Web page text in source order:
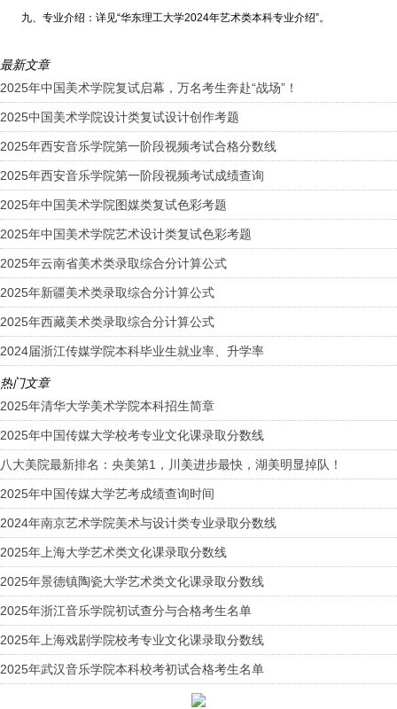
九、专业介绍：详见“华东理工大学2024年艺术类本科专业介绍”。
最新文章
2025年中国美术学院复试启幕，万名考生奔赴“战场”！
2025中国美术学院设计类复试设计创作考题
2025年西安音乐学院第一阶段视频考试合格分数线
2025年西安音乐学院第一阶段视频考试成绩查询
2025年中国美术学院图媒类复试色彩考题
2025年中国美术学院艺术设计类复试色彩考题
2025年云南省美术类录取综合分计算公式
2025年新疆美术类录取综合分计算公式
2025年西藏美术类录取综合分计算公式
2024届浙江传媒学院本科毕业生就业率、升学率
热门文章
2025年清华大学美术学院本科招生简章
2025年中国传媒大学校考专业文化课录取分数线
八大美院最新排名：央美第1，川美进步最快，湖美明显掉队！
2025年中国传媒大学艺考成绩查询时间
2024年南京艺术学院美术与设计类专业录取分数线
2025年上海大学艺术类文化课录取分数线
2025年景德镇陶瓷大学艺术类文化课录取分数线
2025年浙江音乐学院初试查分与合格考生名单
2025年上海戏剧学院校考专业文化课录取分数线
2025年武汉音乐学院本科校考初试合格考生名单